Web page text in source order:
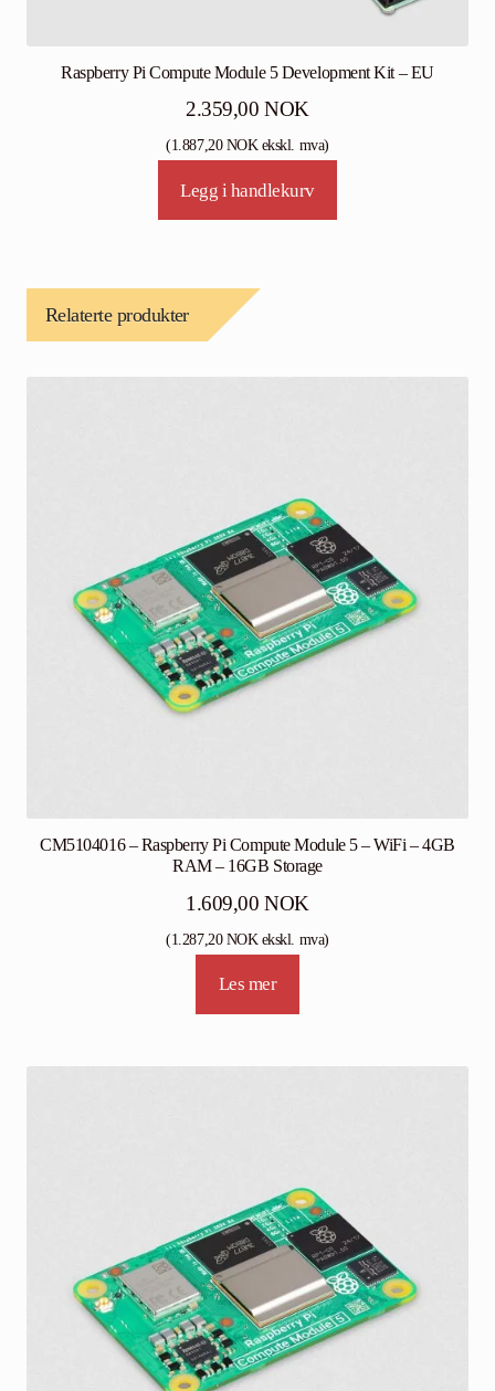
Raspberry Pi Compute Module 5 Development Kit – EU
2.359,00NOK
(1.887,20NOKekskl. mva)
Legg i handlekurv
Relaterte produkter
CM5104016 – Raspberry Pi Compute Module 5 – WiFi – 4GB
RAM – 16GB Storage
1.609,00NOK
(1.287,20NOKekskl. mva)
Les mer